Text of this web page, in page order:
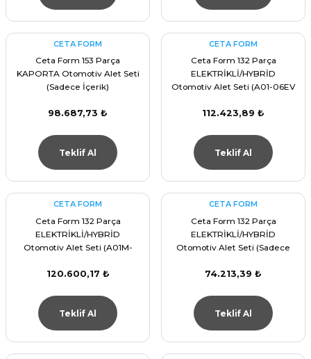
Aletleri
CETA FORM
Ceta Form 153 Parça
KAPORTA Otomotiv Alet Seti
(Sadece İçerik)
98.687,73 ₺
Teklif Al
CETA FORM
Ceta Form 132 Parça
ELEKTRİKLİ/HYBRİD
Otomotiv Alet Seti (A01-06EV
112.423,89 ₺
Teklif Al
CETA FORM
Ceta Form 132 Parça
ELEKTRİKLİ/HYBRİD
Otomotiv Alet Seti (A01M-
120.600,17 ₺
Teklif Al
CETA FORM
Ceta Form 132 Parça
ELEKTRİKLİ/HYBRİD
Otomotiv Alet Seti (Sadece
74.213,39 ₺
Teklif Al